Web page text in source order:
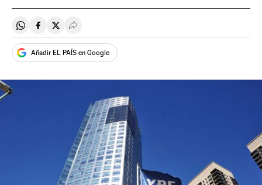
Compartir en Whatsapp
Compartir en Facebook
Compartir en Twitter
Desplegar Redes Sociales
Añadir EL PAÍS en Google